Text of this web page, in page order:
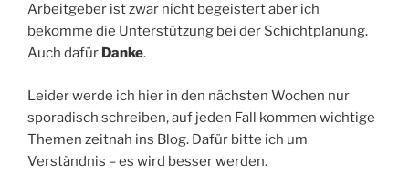
Arbeitgeber ist zwar nicht begeistert aber ich
bekomme die Unterstützung bei der Schichtplanung.
Auch dafür Danke.
Leider werde ich hier in den nächsten Wochen nur
sporadisch schreiben, auf jeden Fall kommen wichtige
Themen zeitnah ins Blog. Dafür bitte ich um
Verständnis – es wird besser werden.